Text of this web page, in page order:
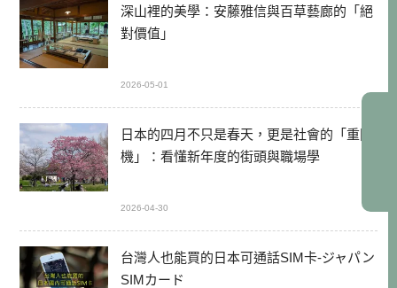
深山裡的美學：安藤雅信與百草藝廊的「絕
對價值」
2026-05-01
日本的四月不只是春天，更是社會的「重開
機」：看懂新年度的街頭與職場學
2026-04-30
台灣人也能買的日本可通話SIM卡-ジャパン
SIMカード